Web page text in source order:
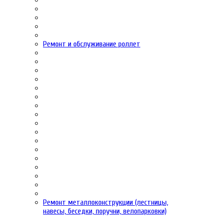
Ремонт и обслуживание роллет
Ремонт металлоконструкции (лестницы,
навесы, беседки, поручни, велопарковки)